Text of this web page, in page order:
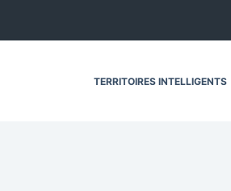
TERRITOIRES INTELLIGENTS